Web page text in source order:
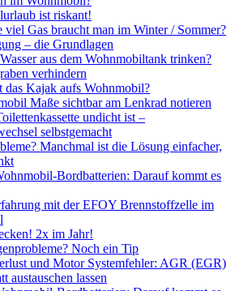
ist riskant!
viel Gas braucht man im Winter / Sommer?
– die Grundlagen
aus dem Wohnmobiltank trinken?
verhindern
das Kajak aufs Wohnmobil?
Maße sichtbar am Lenkrad notieren
undicht ist –
selbstgemacht
Manchmal ist die Lösung einfacher,
Bordbatterien: Darauf kommt es
mit der EFOY Brennstoffzelle im
2x im Jahr!
Noch ein Tip
und Motor Systemfehler: AGR (EGR)
austauschen lassen